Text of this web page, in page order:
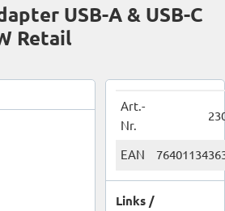
USB-A & USB-C
Retail
Art.-
Nr.
EAN
Links /